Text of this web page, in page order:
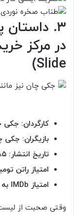
۳.
Slide)
کارگردان: جکی
بازیگران: جکی
تاریخ انتشار: ۱
امتیاز راتن
امتیاز
وقتی صحبت از